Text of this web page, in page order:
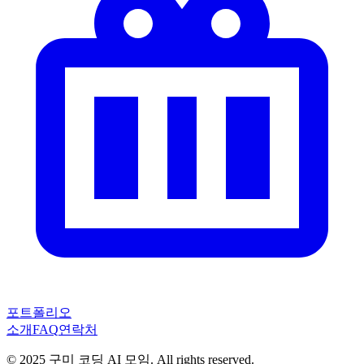
포트폴리오
소개FAQ연락처
© 2025 구미 코딩 AI 모임. All rights reserved.